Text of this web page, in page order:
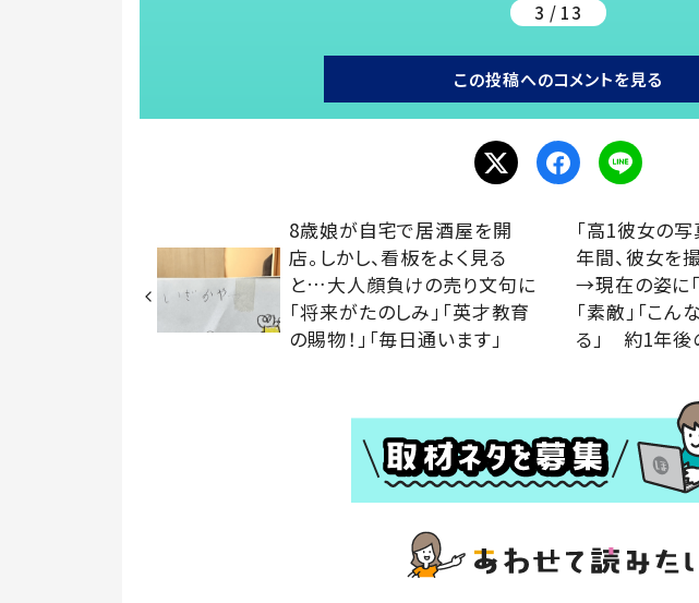
3 / 13
この投稿へのコメントを見る
8歳娘が自宅で居酒屋を開
店。しかし、看板をよく見る
と…大人顔負けの売り文句に
「将来がたのしみ」「英才教育
の賜物！」「毎日通います」
「高1彼女の
年間、彼女を
→現在の姿に
「素敵」「こ
る」 約1年後